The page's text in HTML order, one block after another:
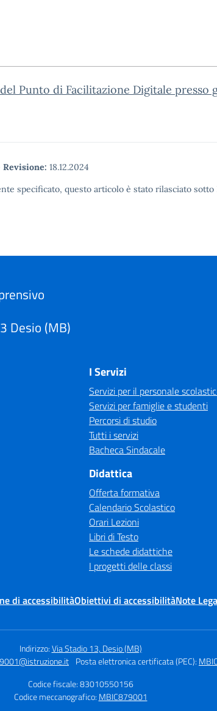
Punto di Facilitazione Digitale presso
Revisione: 18.12.2024
specificato, questo articolo è stato rilasciato
Desio (MB)
I Servizi
Servizi per il personale
Servizi per famiglie e studenti
Percorsi di studio
Tutti i servizi
Bacheca Sindacale
Didattica
Offerta formativa
Calendario Scolastico
Orari Lezioni
Libri di Testo
Le schede didattiche
I progetti delle classi
di accessibilitàObiettivi di accessibilitàNote
Indirizzo:Via Stadio 13, Desio (MB)
Posta elettronica certificata (PEC):
Codice fiscale: 83010550156
Codice meccanografico: MBIC879001